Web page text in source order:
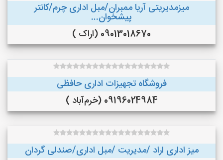
میزمدیریتی آریا ممبران/مبل اداری چرم/کانتر
پیشخوان...
09013018670 (اراک )
فروشگاه تجهیزات اداری حافظی
09196024984 (خرم‌آباد )
میز اداری اراد /مدیریت /مبل اداری/صندلی گردان